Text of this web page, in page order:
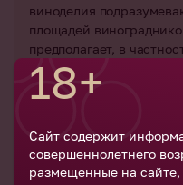
виноделия
площадей
предполагает, в
потребления и
виноградарства,
закреплена в статье 40
«О виноградарстве и
закона, в частности,
18+
Сайт содержит
совершеннолетнего
размещенные на